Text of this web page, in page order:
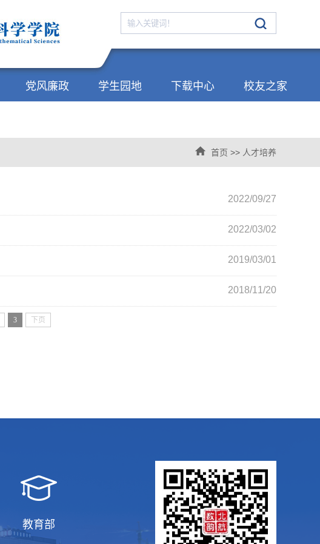
党风廉政 学生园地 下载中心 校友之家
首页 >> 人才培养
2022/09/27
2022/03/02
2019/03/01
2018/11/20
3 下页
教育部